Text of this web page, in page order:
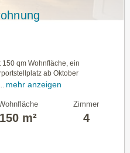
150 qm Wohnfläche, ein
ab Oktober
mehr anzeigen
150 m²
Zimmer
4